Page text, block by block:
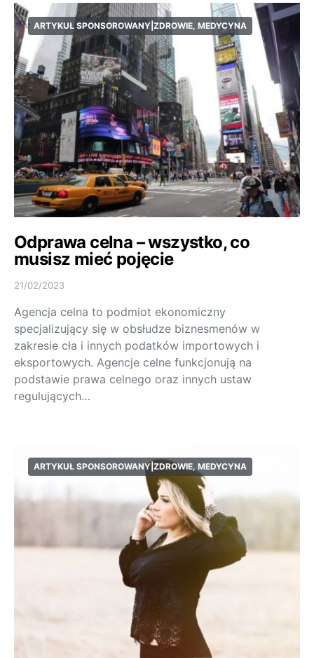
ARTYKUŁ SPONSOROWANY|ZDROWIE, MEDYCYNA
Odprawa celna – wszystko, co
musisz mieć pojęcie
21/02/2023
Agencja celna to podmiot ekonomiczny
specjalizujący się w obsłudze biznesmenów w
zakresie cła i innych podatków importowych i
eksportowych. Agencje celne funkcjonują na
podstawie prawa celnego oraz innych ustaw
regulujących…
ARTYKUŁ SPONSOROWANY|ZDROWIE, MEDYCYNA